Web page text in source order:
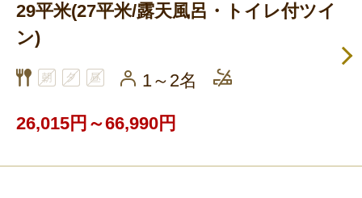
29平米(27平米/露天風呂・トイレ付ツイ
ン)
1～2名
26,015円～66,990円